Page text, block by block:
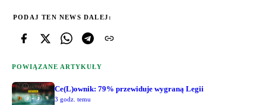
PODAJ TEN NEWS DALEJ:
POWIĄZANE ARTYKUŁY
Ce(L)ownik: 79% przewiduje wygraną Legii
3 godz. temu